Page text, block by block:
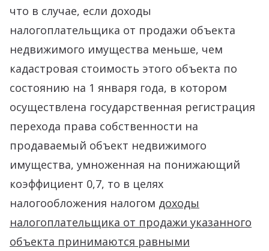
что в случае, если доходы
налогоплательщика от продажи объекта
недвижимого имущества меньше, чем
кадастровая стоимость этого объекта по
состоянию на 1 января года, в котором
осуществлена государственная регистрация
перехода права собственности на
продаваемый объект недвижимого
имущества, умноженная на понижающий
коэффициент 0,7, то в целях
налогообложения налогом доходы
налогоплательщика от продажи указанного
объекта принимаются равными